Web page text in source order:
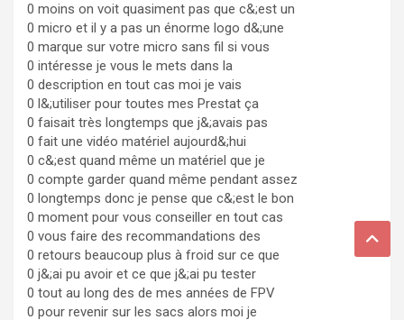
0 moins on voit quasiment pas que c&;est un
0 micro et il y a pas un énorme logo d&;une
0 marque sur votre micro sans fil si vous
0 intéresse je vous le mets dans la
0 description en tout cas moi je vais
0 l&;utiliser pour toutes mes Prestat ça
0 faisait très longtemps que j&;avais pas
0 fait une vidéo matériel aujourd&;hui
0 c&;est quand même un matériel que je
0 compte garder quand même pendant assez
0 longtemps donc je pense que c&;est le bon
0 moment pour vous conseiller en tout cas
0 vous faire des recommandations des
0 retours beaucoup plus à froid sur ce que
0 j&;ai pu avoir et ce que j&;ai pu tester
0 tout au long des de mes années de FPV
0 pour revenir sur les sacs alors moi je